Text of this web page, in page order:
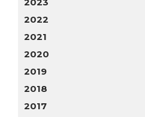
2023
2022
2021
2020
2019
2018
2017